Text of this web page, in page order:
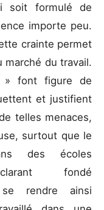
soit formulé de
importe peu.
crainte permet
marché du travail.
» font figure de
et justifient
telles menaces,
surtout que le
des écoles
fondé
rendre ainsi